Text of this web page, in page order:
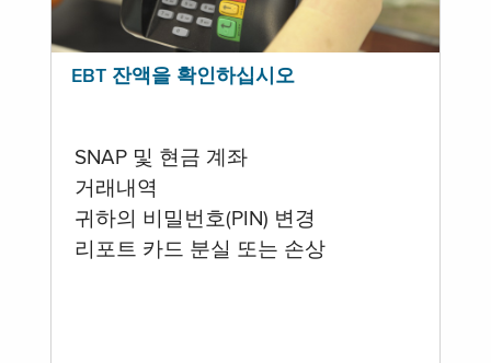
EBT 잔액을 확인하십시오
SNAP 및 현금 계좌
거래내역
귀하의 비밀번호(PIN) 변경
리포트 카드 분실 또는 손상